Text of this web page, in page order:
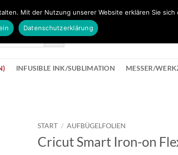
INFUSIBLE INK/SUBLIMATION MESSER/
START / AUFBÜGELFOLIEN
Cricut Smart Iron-on
Mit der Nutzung unserer Website erklären Sie
Datenschutzerklärung